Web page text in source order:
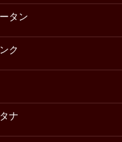
タン
ク
ナ